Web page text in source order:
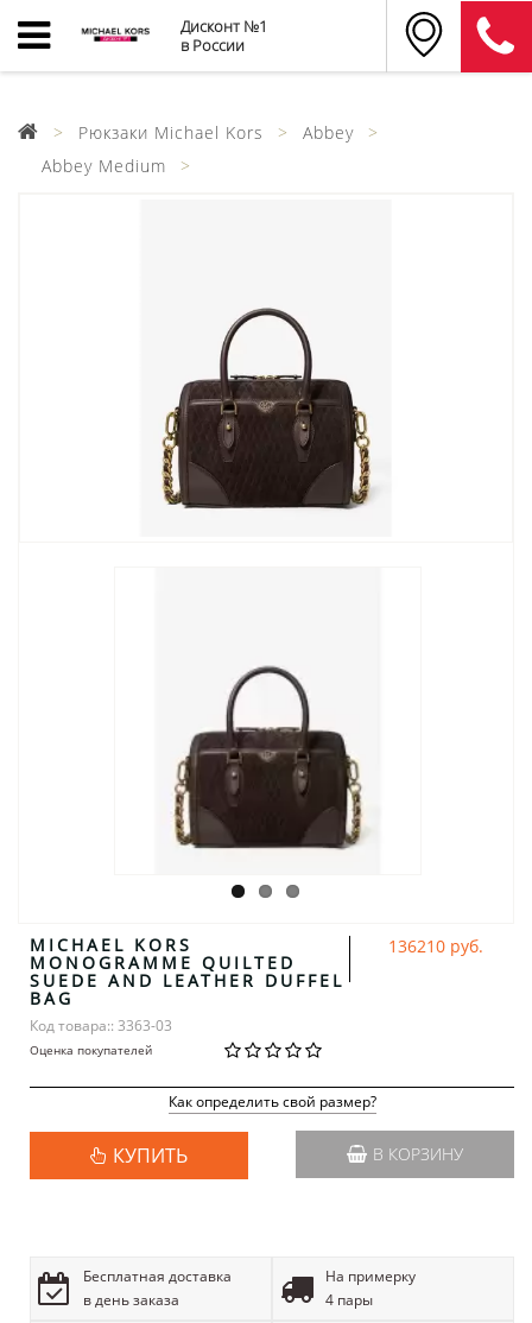
Дисконт №1
в России
Рюкзаки Michael Kors
Abbey
Abbey Medium
MICHAEL KORS
MONOGRAMME QUILTED
SUEDE AND LEATHER DUFFEL
BAG
Код товара:: 3363-03
Оценка покупателей
136210 руб.
Как определить свой размер?
КУПИТЬ В КОРЗИНУ
Бесплатная доставка
в день заказа
На примерку
4 пары